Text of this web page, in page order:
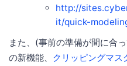
http://
it/quick-
また、(事前の準備が間に合
の新機能、
クリッピングマス